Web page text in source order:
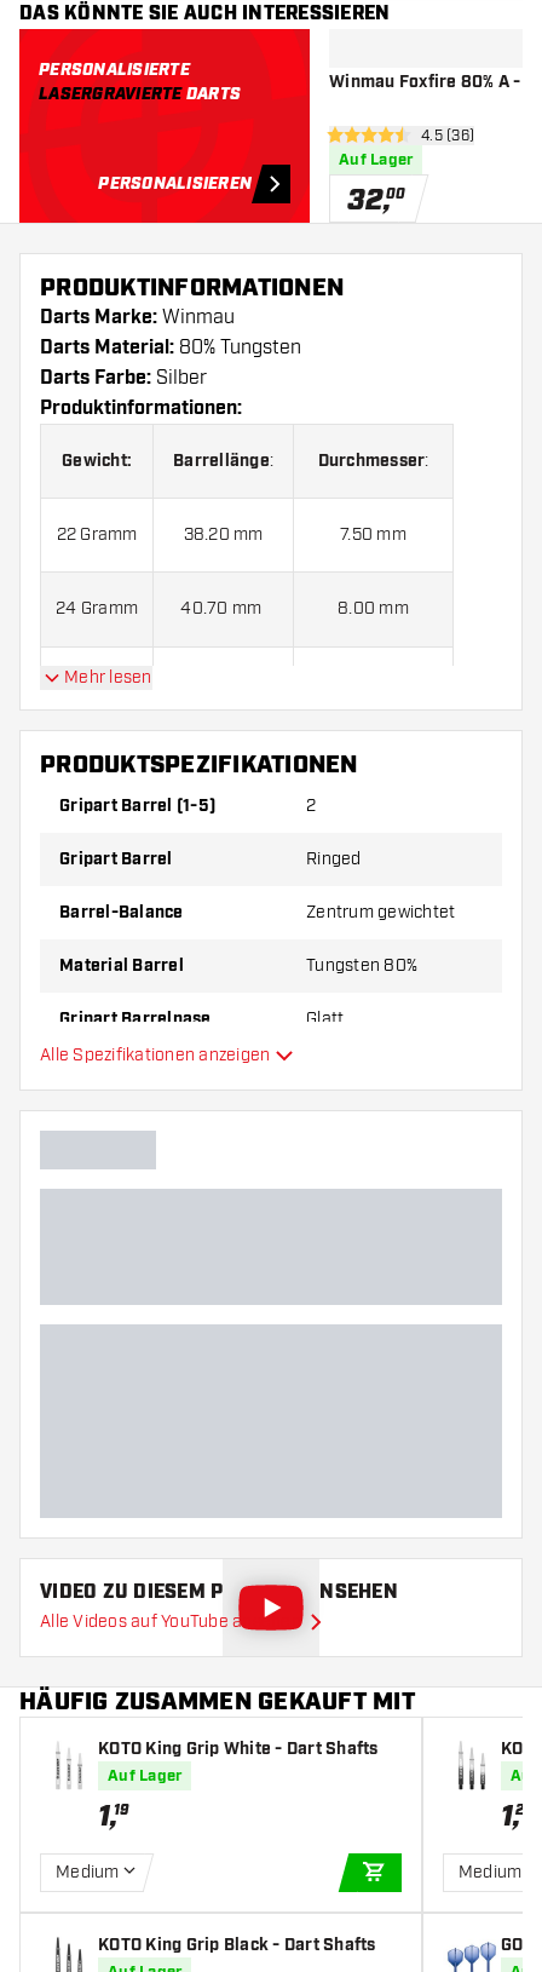
DAS KÖNNTE SIE AUCH INTERESSIEREN
PERSONALISIERTE
LASERGRAVIERTEDARTS
PERSONALISIEREN
Winmau Foxfire 80% A -
4.5 Bewertungssterne
4.5 (36)
Auf Lager
32,00
PRODUKTINFORMATIONEN
Darts Marke: Winmau
Darts Material: 80% Tungsten
Darts Farbe: Silber
Produktinformationen:
Gewicht: Barrellänge: Durchmesser:
22 Gramm 38.20 mm 7.50 mm
24 Gramm 40.70 mm 8.00 mm
26 Gramm
28 Granm 45.7 mm 8.00 mm
Shafts und 3 Prism Alpha Flights.
Mehr lesen
PRODUKTSPEZIFIKATIONEN
Gripart Barrel (1-5) 2
Gripart Barrel Ringed
Barrel-Balance Zentrum gewichtet
Material Barrel Tungsten 80%
Gripart Barrelnase Glatt
Barrelfarbe
Alle Spezifikationen anzeigen
VIDEO ZU DIESEM PRODUKT ANSEHEN
Alle Videos auf YouTube ansehen
HÄUFIG ZUSAMMEN GEKAUFT MIT
KOTO King Grip White - Dart Shafts
Auf Lager
1,19
Medium
IN DEN
KOTO King Grip Black - Dart Shafts
art
Auf
1,25
Medium